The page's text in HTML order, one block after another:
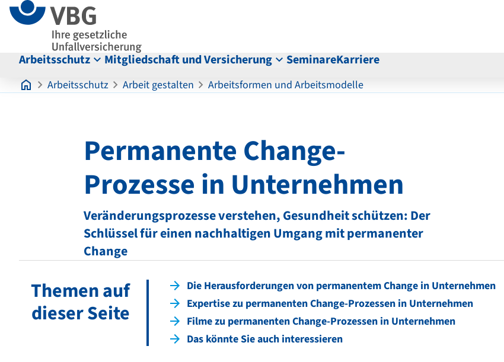
Seitenanfang
zum
Inhalt
zur
Navigation
Fußbereich
Arbeitsschutz Mitgliedschaft und Versicherung SeminareKarriere
Arbeitsschutz Arbeit gestalten Arbeitsformen und Arbeitsmodelle
Hauptinhalt
Permanente Change-
Prozesse in Unternehmen
Veränderungsprozesse verstehen, Gesundheit schützen: Der
Schlüssel für einen nachhaltigen Umgang mit permanenter
Change
Themen auf
dieser Seite
Die Herausforderungen von permanentem Change in Unternehmen
Expertise zu permanenten Change-Prozessen in Unternehmen
Filme zu permanenten Change-Prozessen in Unternehmen
Das könnte Sie auch interessieren